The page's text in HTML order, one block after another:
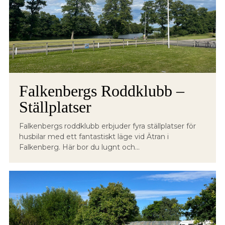
Falkenbergs Roddklubb –
Ställplatser
Falkenbergs roddklubb erbjuder fyra ställplatser för
husbilar med ett fantastiskt läge vid Ätran i
Falkenberg. Här bor du lugnt och...